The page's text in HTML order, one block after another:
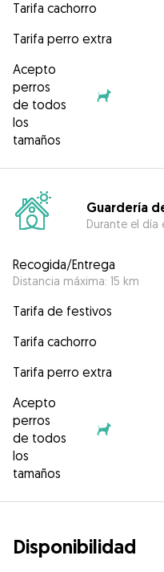
Tarifa cachorro
Tarifa perro extra
Acepto
perros
de todos
los
tamaños
Guardería
Durante el día
Recogida/Entrega
Distancia máxima: 15 km
Tarifa de festivos
Tarifa cachorro
Tarifa perro extra
Acepto
perros
de todos
los
tamaños
Disponibilidad